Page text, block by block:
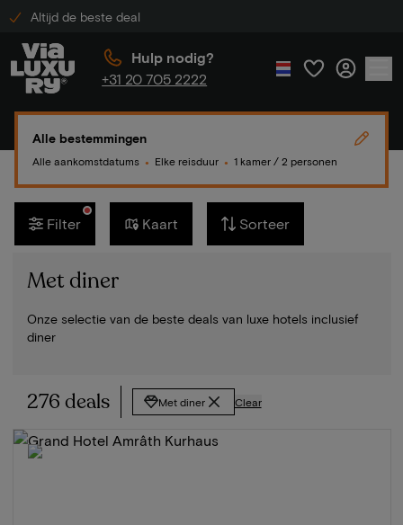
Altijd de beste deal
Hulp nodig?
+31 20 705 2222
Alle bestemmingen
Alle aankomstdatums ● Elke reisduur ● 1 kamer / 2 personen
Filter Kaart Sorteer
Met diner
Onze selectie van de beste deals van luxe hotels inclusief
diner
276 deals Met diner Clear